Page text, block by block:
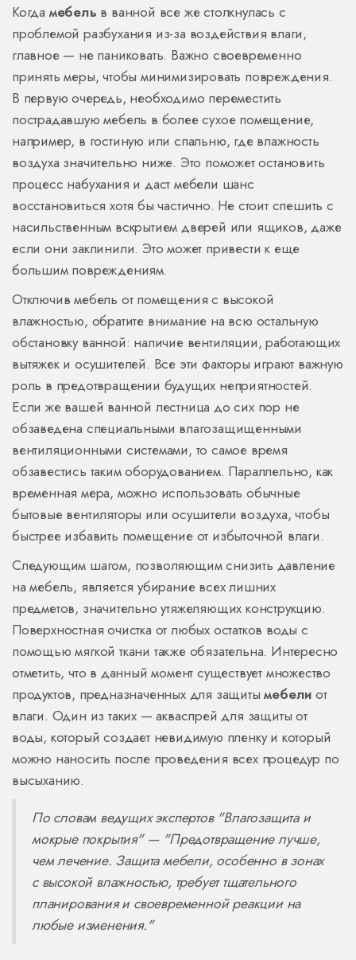
Когда мебель в ванной все же столкнулась с
проблемой разбухания из-за воздействия влаги,
главное — не паниковать. Важно своевременно
принять меры, чтобы минимизировать повреждения.
В первую очередь, необходимо переместить
пострадавшую мебель в более сухое помещение,
например, в гостиную или спальню, где влажность
воздуха значительно ниже. Это поможет остановить
процесс набухания и даст мебели шанс
восстановиться хотя бы частично. Не стоит спешить с
насильственным вскрытием дверей или ящиков, даже
если они заклинили. Это может привести к еще
большим повреждениям.
Отключив мебель от помещения с высокой
влажностью, обратите внимание на всю остальную
обстановку ванной: наличие вентиляции, работающих
вытяжек и осушителей. Все эти факторы играют важную
роль в предотвращении будущих неприятностей.
Если же вашей ванной лестница до сих пор не
обзаведена специальными влагозащищенными
вентиляционными системами, то самое время
обзавестись таким оборудованием. Параллельно, как
временная мера, можно использовать обычные
бытовые вентиляторы или осушители воздуха, чтобы
быстрее избавить помещение от избыточной влаги.
Следующим шагом, позволяющим снизить давление
на мебель, является убирание всех лишних
предметов, значительно утяжеляющих конструкцию.
Поверхностная очистка от любых остатков воды с
помощью мягкой ткани также обязательна. Интересно
отметить, что в данный момент существует множество
продуктов, предназначенных для защитымебели от
влаги. Один из таких — акваспрей для защиты от
воды, который создает невидимую пленку и который
можно наносить после проведения всех процедур по
высыханию.
По словам ведущих экспертов "Влагозащита и
мокрые покрытия" — "Предотвращение лучше,
чем лечение. Защита мебели, особенно в зонах
с высокой влажностью, требует тщательного
планирования и своевременной реакции на
любые изменения."